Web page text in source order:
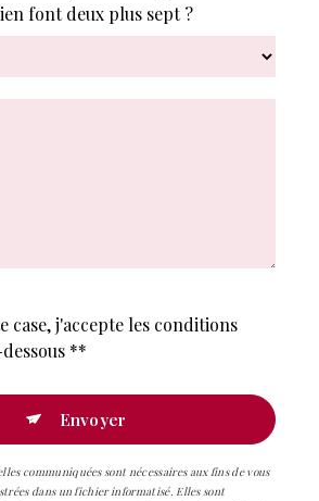
font deux plus sept ?
case, j'accepte les conditions
**
Envoyer
communiquées sont nécessaires aux fins de vous
dans un fichier informatisé. Elles sont